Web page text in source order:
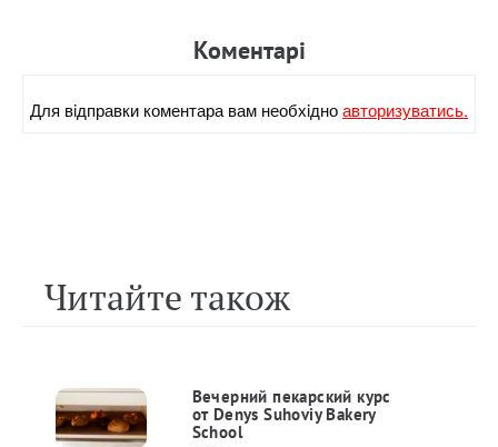
Коментарi
Для вiдправки коментара вам необхiдноавторизуватись.
Читайте також
Вечерний пекарский курс
от Denys Suhoviy Bakery
School